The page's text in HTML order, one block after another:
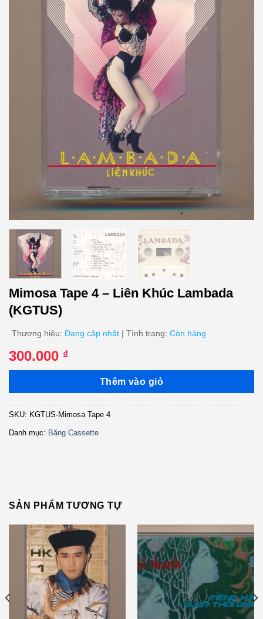
Mimosa Tape 4 – Liên Khúc Lambada
(KGTUS)
Thương hiệu: Đang cập nhật | Tình trạng: Còn hàng
300.000 ₫
Thêm vào giỏ
SKU: KGTUS-Mimosa Tape 4
Danh mục: Băng Cassette
SẢN PHẨM TƯƠNG TỰ